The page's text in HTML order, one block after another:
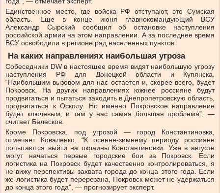
Единственное место, где войска РФ отступают, это Сумская
область. Еще в конце июня главнокомандующий ВСУ
Александр Сырский сообщил об остановке наступления
российской армии на этом направлении. А за последнее время
ВСУ освободили в регионе ряд населенных пунктов.
На каких направлениях наибольшая угроза
Собеседники DW в настоящее время видят наибольшую угрозу
наступления РФ для Донецкой области и Купянска.
“Наибольшим вызовом для нас остается и, скорее всего, будет
Покровск. На других направлениях южнее россияне будут
продвигаться и пытаться заходить в Днепропетровскую область,
продвигаться к Осколу. Но именно Покровское направление
будет ключевым, и там у нас самая большая проблема”, —
считает Белесков.
Кроме Покровска, под угрозой — город Константиновка,
отмечает Коваленко. “К осенне-зимнему периоду россияне
попытаются выйти на окраины Константиновки. Уже в августе
могут начаться первые городские бои за Покровск. Если
логистика на Покровск будет качественно контролироваться, я
не вижу перспективы захвата города до конца этого года. Если
же логистика будет перерезана, Покровск может не удержаться
до конца этого года”, — прогнозирует эксперт.